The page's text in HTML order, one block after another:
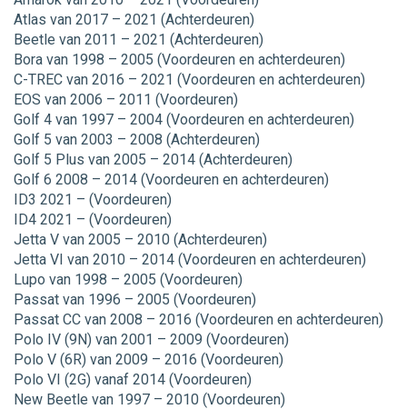
Atlas van 2017 – 2021 (Achterdeuren)
Beetle van 2011 – 2021 (Achterdeuren)
Bora van 1998 – 2005 (Voordeuren en achterdeuren)
C-TREC van 2016 – 2021 (Voordeuren en achterdeuren)
EOS van 2006 – 2011 (Voordeuren)
Golf 4 van 1997 – 2004 (Voordeuren en achterdeuren)
Golf 5 van 2003 – 2008 (Achterdeuren)
Golf 5 Plus van 2005 – 2014 (Achterdeuren)
Golf 6 2008 – 2014 (Voordeuren en achterdeuren)
ID3 2021 – (Voordeuren)
ID4 2021 – (Voordeuren)
Jetta V van 2005 – 2010 (Achterdeuren)
Jetta VI van 2010 – 2014 (Voordeuren en achterdeuren)
Lupo van 1998 – 2005 (Voordeuren)
Passat van 1996 – 2005 (Voordeuren)
Passat CC van 2008 – 2016 (Voordeuren en achterdeuren)
Polo IV (9N) van 2001 – 2009 (Voordeuren)
Polo V (6R) van 2009 – 2016 (Voordeuren)
Polo VI (2G) vanaf 2014 (Voordeuren)
New Beetle van 1997 – 2010 (Voordeuren)